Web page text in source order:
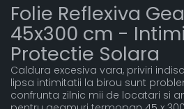
Folie Reflexiva
45x300 cm -
Protectie Solara
Caldura excesiva vara, priviri
lipsa intimitatii la birou sunt
confrunta zilnic mii de locatari si